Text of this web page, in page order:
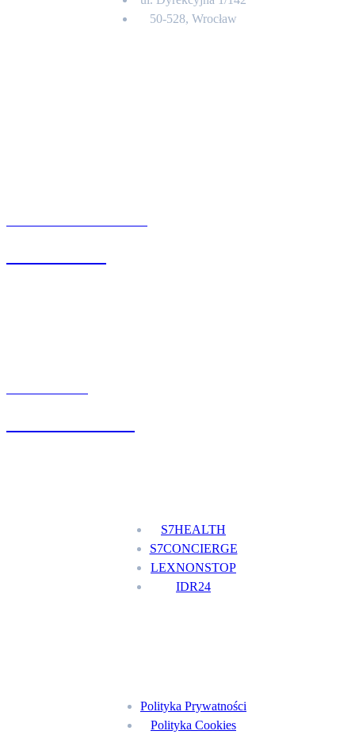
50-528, Wrocław
S7HEALTH
S7CONCIERGE
LEXNONSTOP
IDR24
Polityka Prywatności
Polityka Cookies